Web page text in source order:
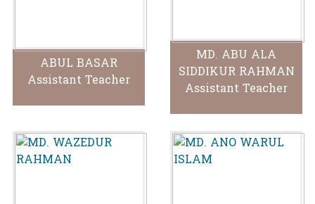
ABUL BASAR
Assistant Teacher
MD. ABU ALA
SIDDIKUR RAHMAN
Assistant Teacher